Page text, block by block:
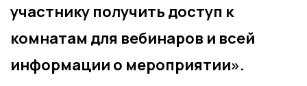
участнику получить доступ к
комнатам для вебинаров и всей
информации о мероприятии».